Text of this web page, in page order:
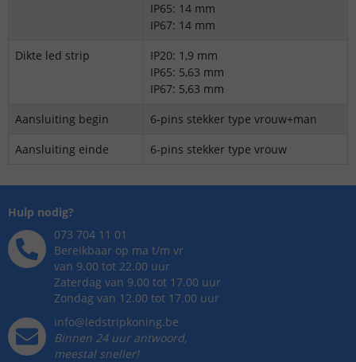
IP65: 14 mm
IP67: 14 mm
Dikte led strip
IP20: 1,9 mm
IP65: 5,63 mm
IP67: 5,63 mm
Aansluiting begin
6-pins stekker type vrouw+man
Aansluiting einde
6-pins stekker type vrouw
Hulp nodig?
073 704 11 01
Bereikbaar op ma t/m vr
van 9.00 tot 22.00 uur
Zaterdag van 9.00 tot 17.00 uur
Zondag van 12.00 tot 17.00 uur
info@ledstripkoning.be
Binnen 24 uur antwoord,
meestal sneller!